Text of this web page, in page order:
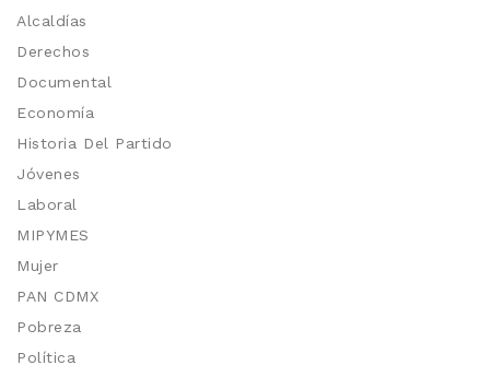
Alcaldías
Derechos
Documental
Economía
Historia Del Partido
Jóvenes
Laboral
MIPYMES
Mujer
PAN CDMX
Pobreza
Política